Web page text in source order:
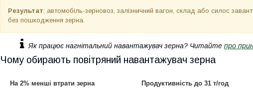
Результат: автомобіль-зерновоз, залізничний вагон, склад або силос
без пошкодження зерна.
Як працює нагнітальний навантажувач зерна? Читайте про
Чому обирають повітряний навантажувач зерна
На 2% менші втрати зерна
Продуктивність до 31 т/год